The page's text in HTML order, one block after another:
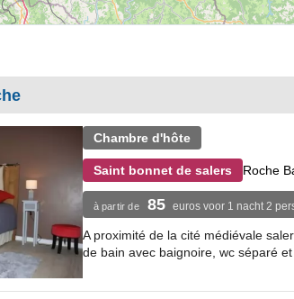
Chambre d'hôte
Saint bonnet de salers Roche
à partir de 85 euros voor 1 nacht 2
A proximité de la cité médiévale
de bain avec baignoire, wc séparé